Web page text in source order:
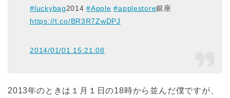
#luckybag2014#Apple #applestore銀座
https://t.co/BR3R7ZwDPJ
2014/01/01 15:21:08
2013年のときは１月１日の18時から並んだ僕ですが、